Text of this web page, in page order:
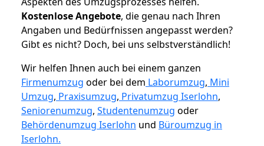
Kostenlose Angebote, die genau nach Ihren
Angaben und Bedürfnissen angepasst werden?
Gibt es nicht? Doch, bei uns selbstverständlich!
Wir helfen Ihnen auch bei einem ganzen
Firmenumzug oder bei dem Laborumzug, Mini
Umzug, Praxisumzug, Privatumzug Iserlohn,
Seniorenumzug, Studentenumzug oder
Behördenumzug Iserlohn und Büroumzug in
Iserlohn.